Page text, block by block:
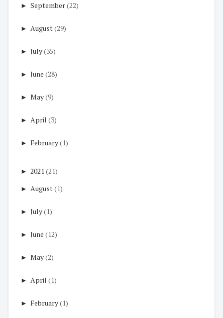
► September(22)
► August(29)
► July(35)
► June (28)
► May(9)
► April (3)
► February(1)
► 2021 (21)
► August(1)
► July(1)
► June (12)
► May(2)
► April (1)
► February(1)